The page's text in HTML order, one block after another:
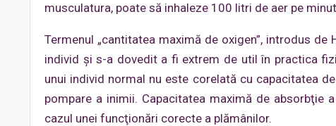
musculatura, poate să inhaleze 100 litri de aer pe
Termenul „cantitatea maximă de oxigen”, introdus
individ şi s-a dovedit a fi extrem de util în practica
unui individ normal nu este corelată cu capacitatea
pompare a inimii. Capacitatea maximă de absorbţie
cazul unei funcţionări corecte a plămânilor.